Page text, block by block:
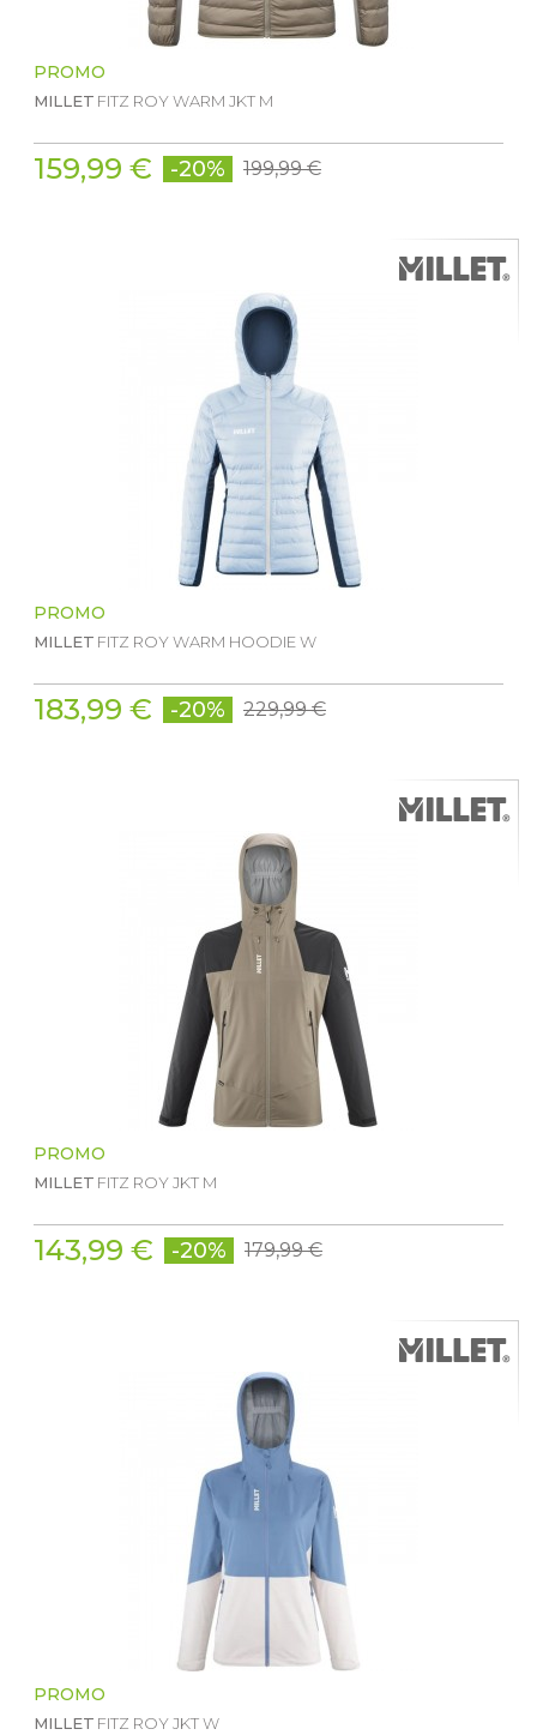
PROMO
MILLET FITZ ROY WARM JKT M
159,99 € -20% 199,99 €
PROMO
MILLET FITZ ROY WARM HOODIE W
183,99 € -20% 229,99 €
PROMO
MILLET FITZ ROY JKT M
143,99 € -20% 179,99 €
PROMO
MILLET FITZ ROY JKT W